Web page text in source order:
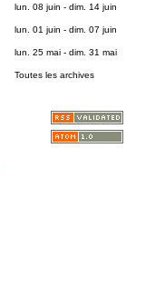
lun. 08 juin - dim. 14 juin
lun. 01 juin - dim. 07 juin
lun. 25 mai - dim. 31 mai
Toutes les archives